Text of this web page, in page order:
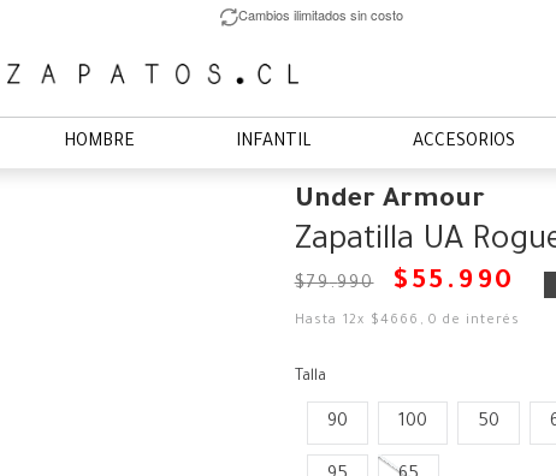
Cambios ilimitados sin costo
HOMBRE INFANTIL ACCESORIOS
Under Armour
Zapatilla UA
$79.990 $ 55 . 990
Hasta 12x $4666 ,0 de interés
Talla
90 100 50